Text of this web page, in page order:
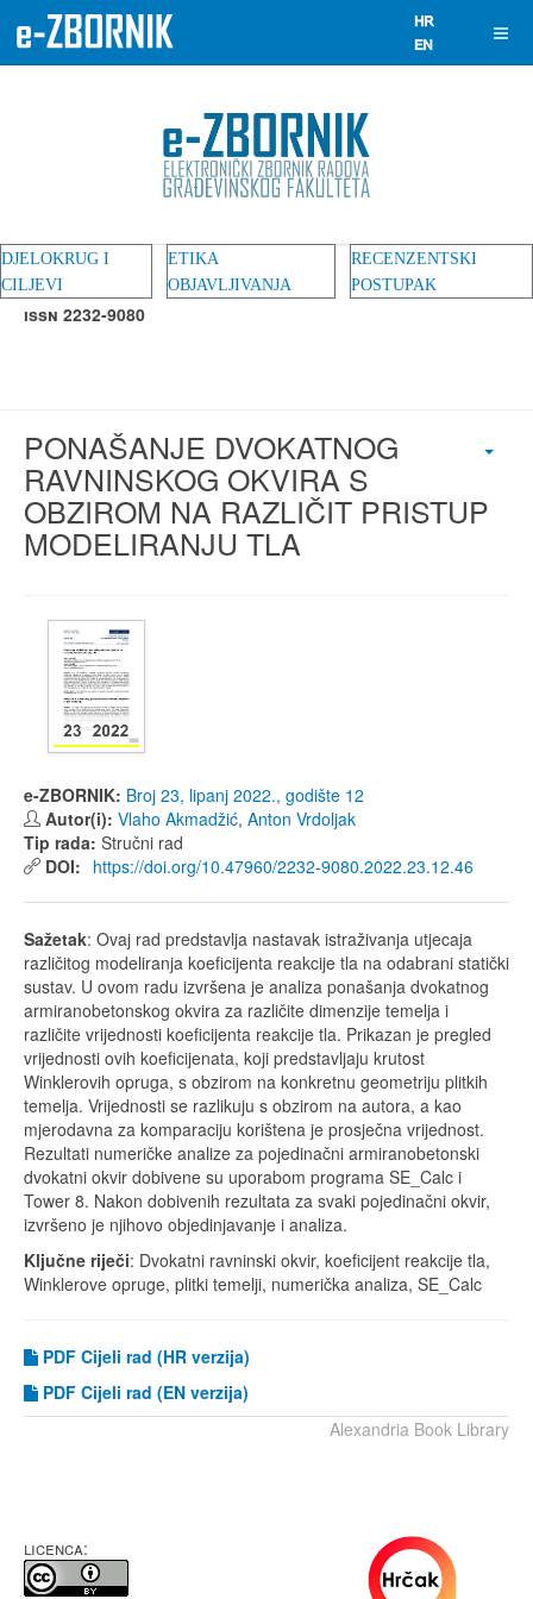
DJELOKRUG I
CILJEVI
ETIKA
OBJAVLJIVANJA
RECENZENTSKI
POSTUPAK
ISSN 2232-9080
PONAŠANJE DVOKATNOG
RAVNINSKOG OKVIRA S
OBZIROM NA RAZLIČIT PRISTUP
MODELIRANJU TLA
e-ZBORNIK: Broj 23, lipanj 2022., godište 12
Autor(i): Vlaho Akmadžić, Anton Vrdoljak
Tip rada: Stručni rad
DOI: https://doi.org/10.47960/2232-9080.2022.23.12.46
Sažetak: Ovaj rad predstavlja nastavak istraživanja utjecaja
različitog modeliranja koeficijenta reakcije tla na odabrani statički
sustav. U ovom radu izvršena je analiza ponašanja dvokatnog
armiranobetonskog okvira za različite dimenzije temelja i
različite vrijednosti koeficijenta reakcije tla. Prikazan je pregled
vrijednosti ovih koeficijenata, koji predstavljaju krutost
Winklerovih opruga, s obzirom na konkretnu geometriju plitkih
temelja. Vrijednosti se razlikuju s obzirom na autora, a kao
mjerodavna za komparaciju korištena je prosječna vrijednost.
Rezultati numeričke analize za pojedinačni armiranobetonski
dvokatni okvir dobivene su uporabom programa SE_Calc i
Tower 8. Nakon dobivenih rezultata za svaki pojedinačni okvir,
izvršeno je njihovo objedinjavanje i analiza.
Ključne riječi: Dvokatni ravninski okvir, koeficijent reakcije tla,
Winklerove opruge, plitki temelji, numerička analiza, SE_Calc
PDF Cijeli rad (HR verzija)
PDF Cijeli rad (EN verzija)
Alexandria Book Library
LICENCA: